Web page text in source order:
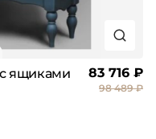
ящиками 83 716 ₽
98 489 ₽